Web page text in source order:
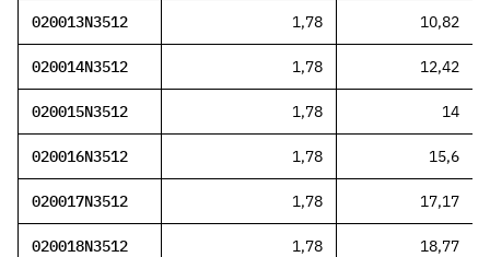
020013N3512 1,78 10,82
020014N3512 1,78 12,42
020015N3512 1,78 14
020016N3512 1,78 15,6
020017N3512 1,78 17,17
020018N3512 1,78 18,77